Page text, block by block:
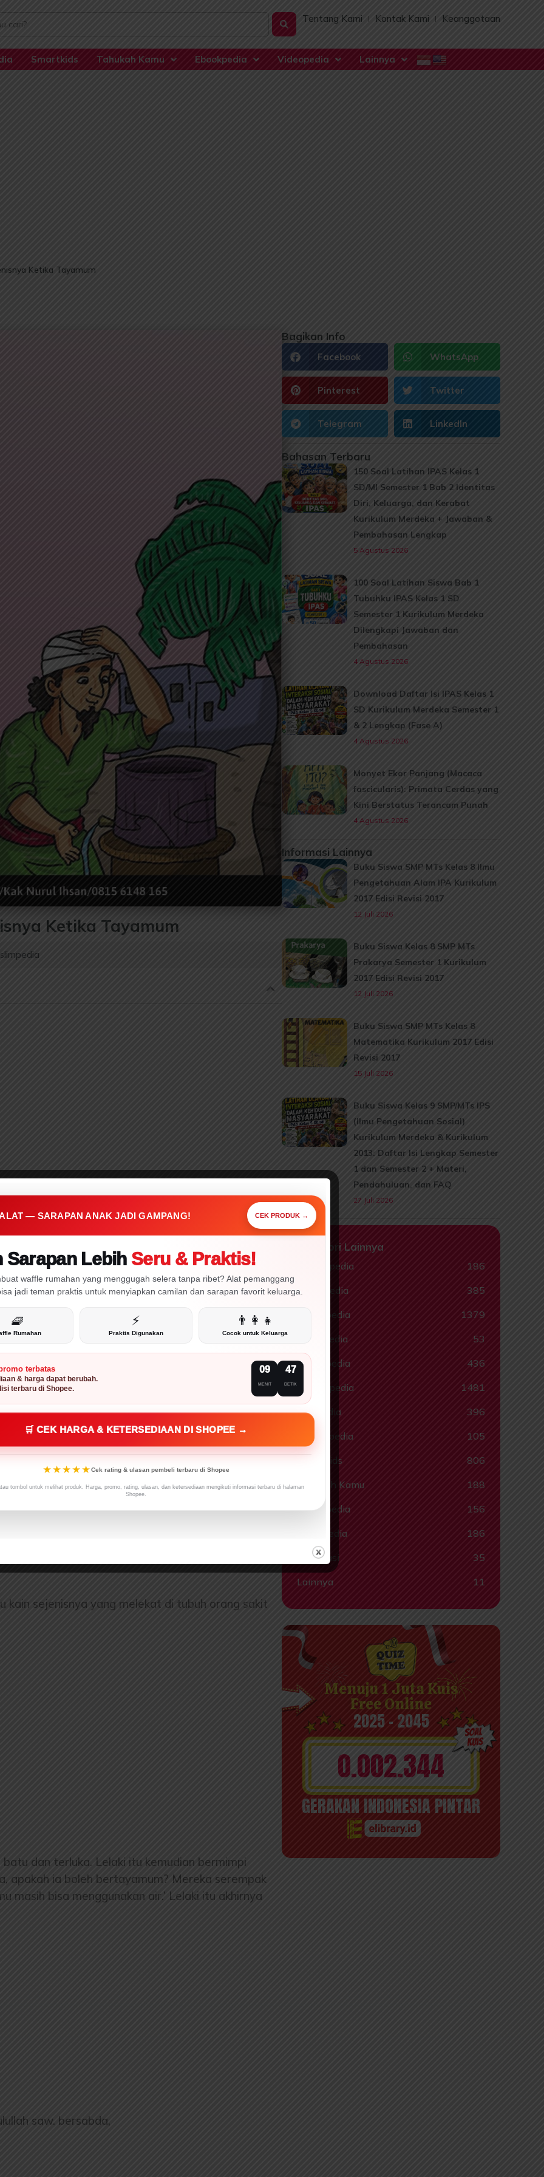
Tentang Kami Kontak Kami Keanggotaan
Smartkids Tahukah Kamu Ebookpedia Videopedia Lainnya
Ketika Tayamum
Ketika Tayamum
kain sejenisnya yang melekat di tubuh orang sakit
dan terluka. Lelaki itu kemudian bermimpi
apakah ia boleh bertayamum? Mereka serempak
masih bisa menggunakan air.’ Lelaki itu akhirnya
saw. bersabda,
Bagikan Info
Facebook WhatsApp
Pinterest Twitter
Telegram LinkedIn
Bahasan Terbaru
150 Soal Latihan IPAS Kelas 1
SD/MI Semester 1 Bab 2 Identitas
Diri, Keluarga, dan Kerabat
Kurikulum Merdeka + Jawaban &
Pembahasan Lengkap
5 Agustus 2026
100 Soal Latihan Siswa Bab 1
Tubuhku IPAS Kelas 1 SD
Semester 1 Kurikulum Merdeka
Dilengkapi Jawaban dan
Pembahasan
4 Agustus 2026
Download Daftar Isi IPAS Kelas 1
SD Kurikulum Merdeka Semester 1
& 2 Lengkap (Fase A)
4 Agustus 2026
Monyet Ekor Panjang (Macaca
fascicularis): Primata Cerdas yang
Kini Berstatus Terancam Punah
4 Agustus 2026
Informasi Lainnya
Buku Siswa SMP MTs Kelas 8 Ilmu
Pengetahuan Alam IPA Kurikulum
2017 Edisi Revisi 2017
12 Juli 2026
Buku Siswa Kelas 8 SMP MTs
Prakarya Semester 1 Kurikulum
2017 Edisi Revisi 2017
12 Juli 2026
Buku Siswa SMP MTs Kelas 8
Matematika Kurikulum 2017 Edisi
Revisi 2017
15 Juli 2026
Buku Siswa Kelas 9 SMP/MTs IPS
(Ilmu Pengetahuan Sosial)
Kurikulum Merdeka & Kurikulum
2013: Daftar Isi Lengkap Semester
1 dan Semester 2 + Materi,
Pendahuluan, dan FAQ
27 Juli 2026
Kategori Lainnya
Animalpedia
186
Ceritapedia
385
Ebookpedia
1379
Hadispedia
53
Komikpedia
436
Muslimpedia
1481
Quispedia
396
Ragampedia
105
Smartkids
806
Tahukah Kamu
188
Tokohpedia
156
Videopedia
186
Informasi
35
Lainnya
11
Menuju 1 Juta Kuis
Free Online
2025 - 2045
0.002.344
GERAKAN INDONESIA PINTAR
— SARAPAN ANAK JADI GAMPANG! CEK PRODUK →
Anak Jadi
Sarapan Lebih Seru & Praktis!
waffle rumahan yang menggugah selera tanpa ribet? Alat pemanggang
jadi teman praktis untuk menyiapkan camilan dan sarapan favorit keluarga.
🧇
Rumahan
⚡
Praktis Digunakan
👨‍👩‍👧
Cocok untuk Keluarga
terbatas
& harga dapat berubah.
terbaru di Shopee.
09
MENIT
46
DETIK
🛒 CEK HARGA & KETERSEDIAAN DI SHOPEE →
★★★★★Cek rating & ulasan pembeli terbaru di Shopee
tombol untuk melihat produk. Harga, promo, rating, ulasan, dan ketersediaan mengikuti informasi terbaru di halaman
Shopee.